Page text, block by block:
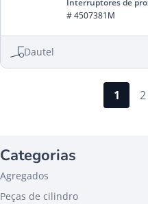
Interruptores de
# 4507381M
Dautel
1 2
Categorias
Agregados
Peças de cilindro